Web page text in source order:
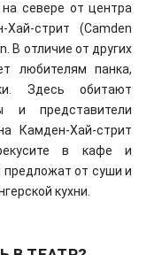
севере от центра
Хай-стрит (Camden
В отличие от других
любителям панка,
Здесь обитают
и представители
Камден-Хай-стрит
в кафе и
предложат от суши и
кухни.